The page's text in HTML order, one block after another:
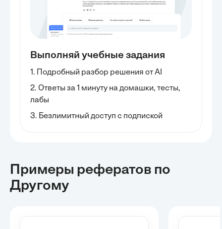
Выполняй учебные задания
1. Подробный разбор решения от AI
2. Ответы за 1 минуту на домашки, тесты,
лабы
3. Безлимитный доступ с подпиской
Примеры рефератов по
Другому